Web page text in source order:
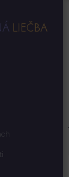
LIEČBA